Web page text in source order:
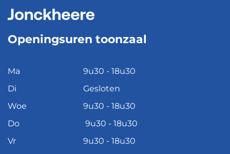
Openingsuren toonzaal
Ma
9u30 - 18u30
Di
Gesloten
Woe
9u30 - 18u30
Do
9u30 - 18u30
Vr
9u30 - 18u30